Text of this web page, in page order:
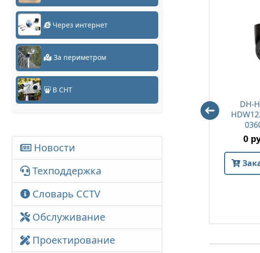
Через интернет
За периметром
В СНТ
Новости
Техподдержка
Словарь CCTV
Обслуживание
Проектирование
DH-HAC-
4219 руб.
Заказать
DH-HAC-
0 руб.
Заказать
DH-
0